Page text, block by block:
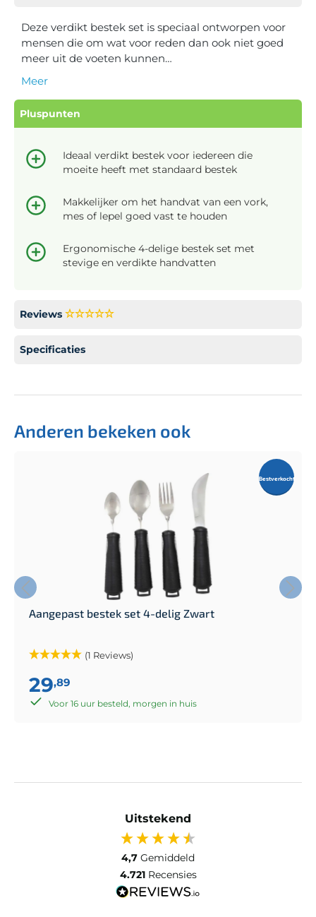
Deze verdikt bestek set is speciaal ontworpen voor
mensen die om wat voor reden dan ook niet goed
meer uit de voeten kunnen…
Meer
Pluspunten
Ideaal verdikt bestek voor iedereen die
moeite heeft met standaard bestek
Makkelijker om het handvat van een vork,
mes of lepel goed vast te houden
Ergonomische 4-delige bestek set met
stevige en verdikte handvatten
Reviews
Specificaties
Anderen bekeken ook
Bestverkocht
Aangepast bestek set 4-delig Zwart
(1 Reviews)
29,89
Voor 16 uur besteld, morgen in huis
Uitstekend
4,7 Gemiddeld
4.721 Recensies